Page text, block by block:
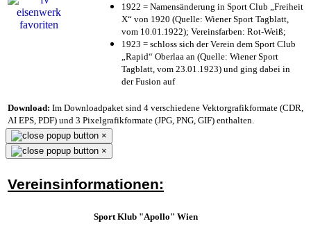
1922 = Namensänderung in Sport Club „Freiheit
X“ von 1920 (Quelle: Wiener Sport Tagblatt,
vom 10.01.1922); Vereinsfarben: Rot-Weiß;
1923 = schloss sich der Verein dem Sport Club
„Rapid“ Oberlaa an (Quelle: Wiener Sport
Tagblatt, vom 23.01.1923) und ging dabei in
der Fusion auf
Download: Im Downloadpaket sind 4 verschiedene Vektorgrafikformate (CDR,
AI EPS, PDF) und 3 Pixelgrafikformate (JPG, PNG, GIF) enthalten.
×
×
Vereinsinformationen:
Sport Klub "Apollo" Wien